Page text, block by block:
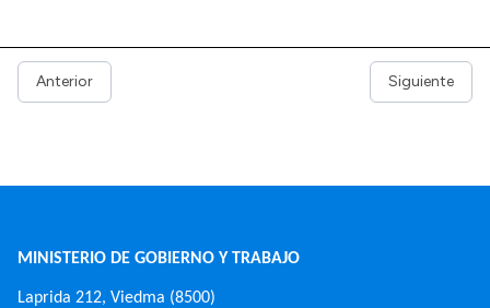
Anterior Siguiente
MINISTERIO DE GOBIERNO Y TRABAJO
Laprida 212, Viedma (8500)